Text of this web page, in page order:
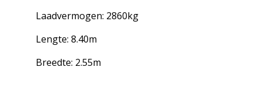
Laadvermogen: 2860kg
Lengte: 8.40m
Breedte: 2.55m